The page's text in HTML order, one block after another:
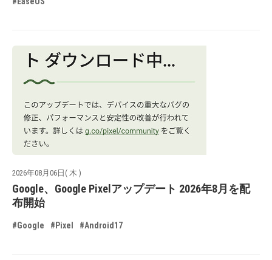
2026年08月06日( 木 )
Google、Google Pixelアップデート 2026年8月を配
布開始
#Google #Pixel #Android17